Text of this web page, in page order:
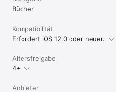
Bücher
Kompatibilität
Erfordert iOS 12.0 oder neuer.
Altersfreigabe
4+
Anbieter